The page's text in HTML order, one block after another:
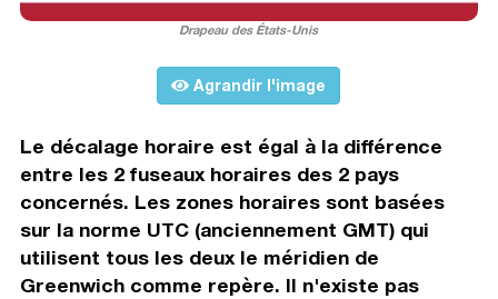
Drapeau des États-Unis
Agrandir l'image
Le décalage horaire est égal à la différence
entre les 2 fuseaux horaires des 2 pays
concernés. Les zones horaires sont basées
sur la norme UTC (anciennement GMT) qui
utilisent tous les deux le méridien de
Greenwich comme repère. Il n'existe pas